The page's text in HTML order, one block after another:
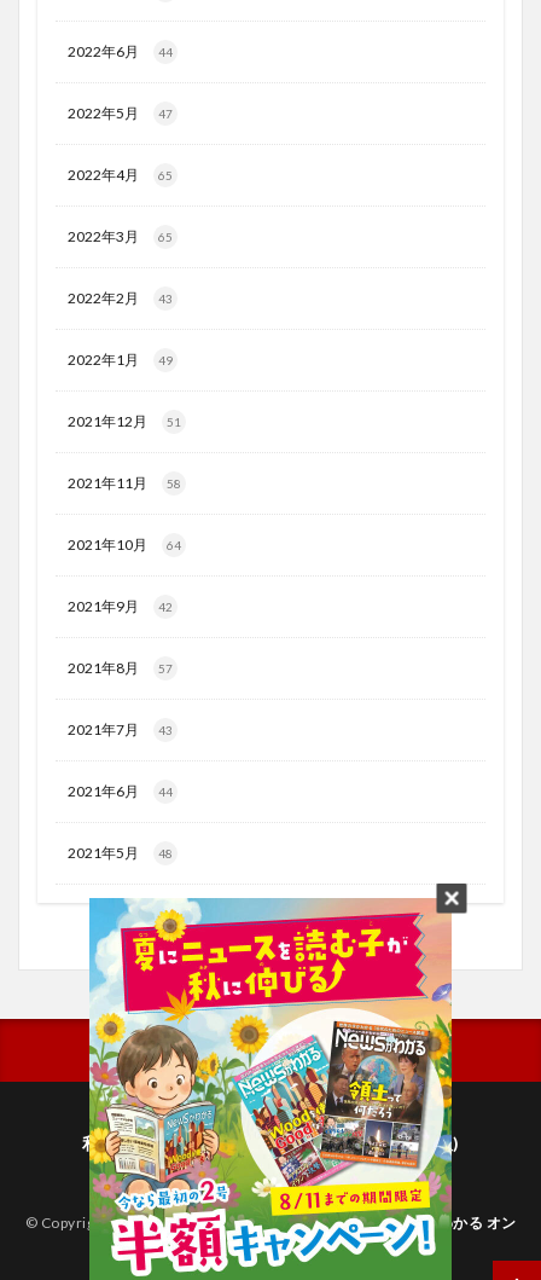
2022年6月 44
2022年5月 47
2022年4月 65
2022年3月 65
2022年2月 43
2022年1月 49
2021年12月 51
2021年11月 58
2021年10月 64
2021年9月 42
2021年8月 57
2021年7月 43
2021年6月 44
2021年5月 48
利用規約
プライバシーポリシー(毎日新聞出版)
個人情報について(毎日新聞社)
© Copyright 2026子どものためのニュース雑誌「ニュースがわかる オン
ライン」.